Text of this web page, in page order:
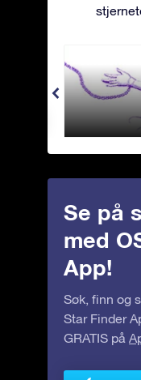
Se på
med
App!
Søk, finn og
Star Finder
GRATIS på